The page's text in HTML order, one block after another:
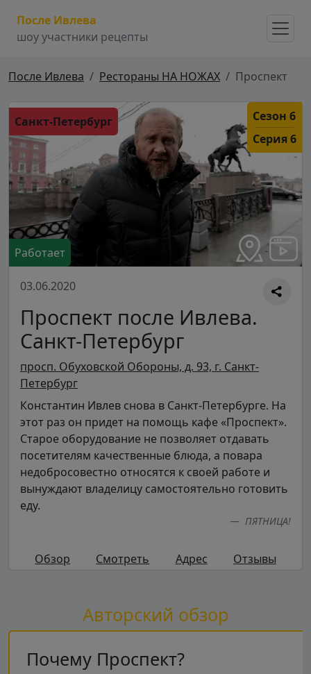
После Ивлева
шоу участники рецепты
После Ивлева Рестораны НА НОЖАХ Проспект
Санкт-Петербург
Сезон 6
Серия 6
Работает
03.06.2020
Проспект после Ивлева.
Санкт-Петербург
просп. Обуховской Обороны, д. 93, г. Санкт-
Петербург
Константин Ивлев снова в Санкт-Петербурге. На
этот раз он придет на помощь кафе «Проспект».
Старое оборудование не позволяет отдавать
посетителям качественные блюда, а повара
недобросовестно относятся к своей работе и
вынуждают владелицу самостоятельно готовить
еду.
ПЯТНИЦА!
Обзор Смотреть Адрес Отзывы
Авторский обзор
Почему Проспект?